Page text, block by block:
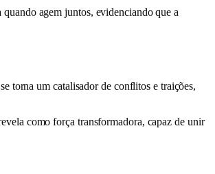
agem juntos, evidenciando que a
torna um catalisador de conflitos e traições,
como força transformadora, capaz de unir